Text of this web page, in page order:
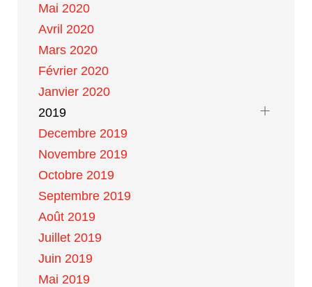
Mai 2020
Avril 2020
Mars 2020
Février 2020
Janvier 2020
2019
Decembre 2019
Novembre 2019
Octobre 2019
Septembre 2019
Août 2019
Juillet 2019
Juin 2019
Mai 2019